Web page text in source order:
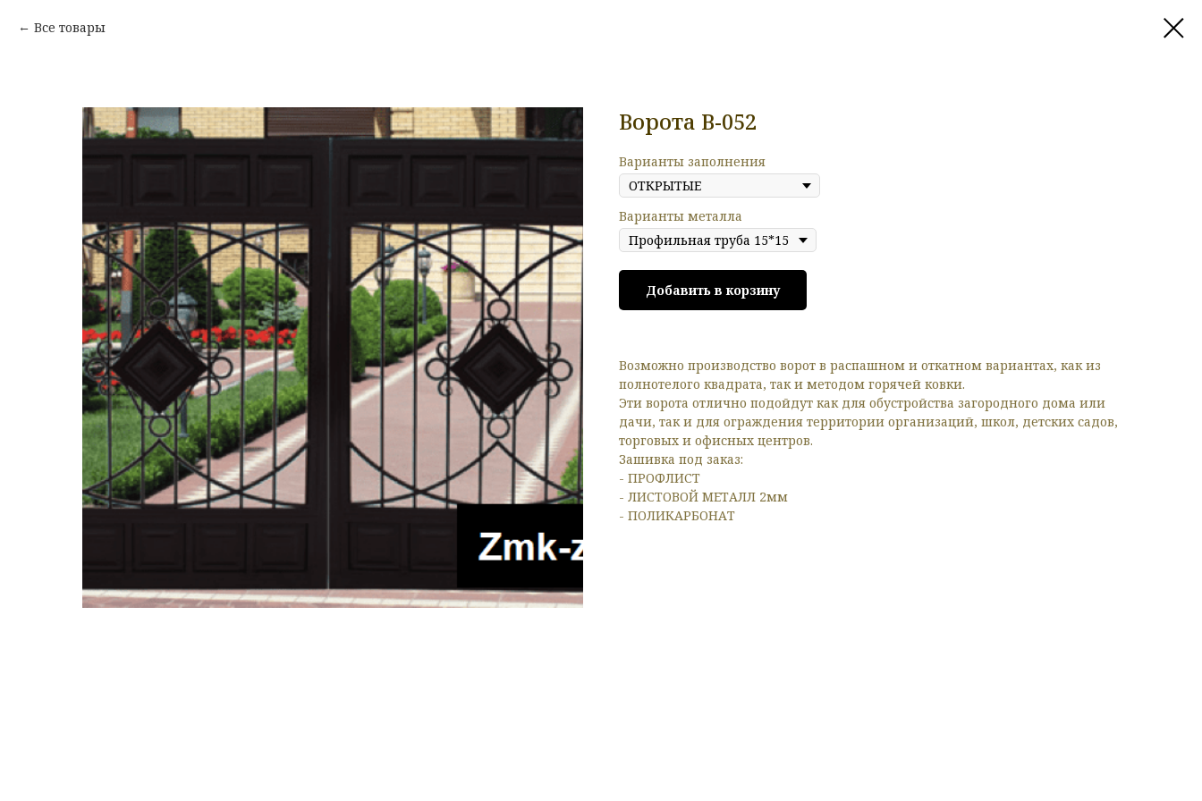
Все товары
Ворота В-052
Варианты заполнения
Варианты металла
Добавить в корзину
Возможно производство ворот в распашном и откатном вариантах, как из
полнотелого квадрата, так и методом горячей ковки.
Эти ворота отлично подойдут как для обустройства загородного дома или
дачи, так и для ограждения территории организаций, школ, детских садов,
торговых и офисных центров.
Зашивка под заказ:
- ПРОФЛИСТ
- ЛИСТОВОЙ МЕТАЛЛ 2мм
- ПОЛИКАРБОНАТ